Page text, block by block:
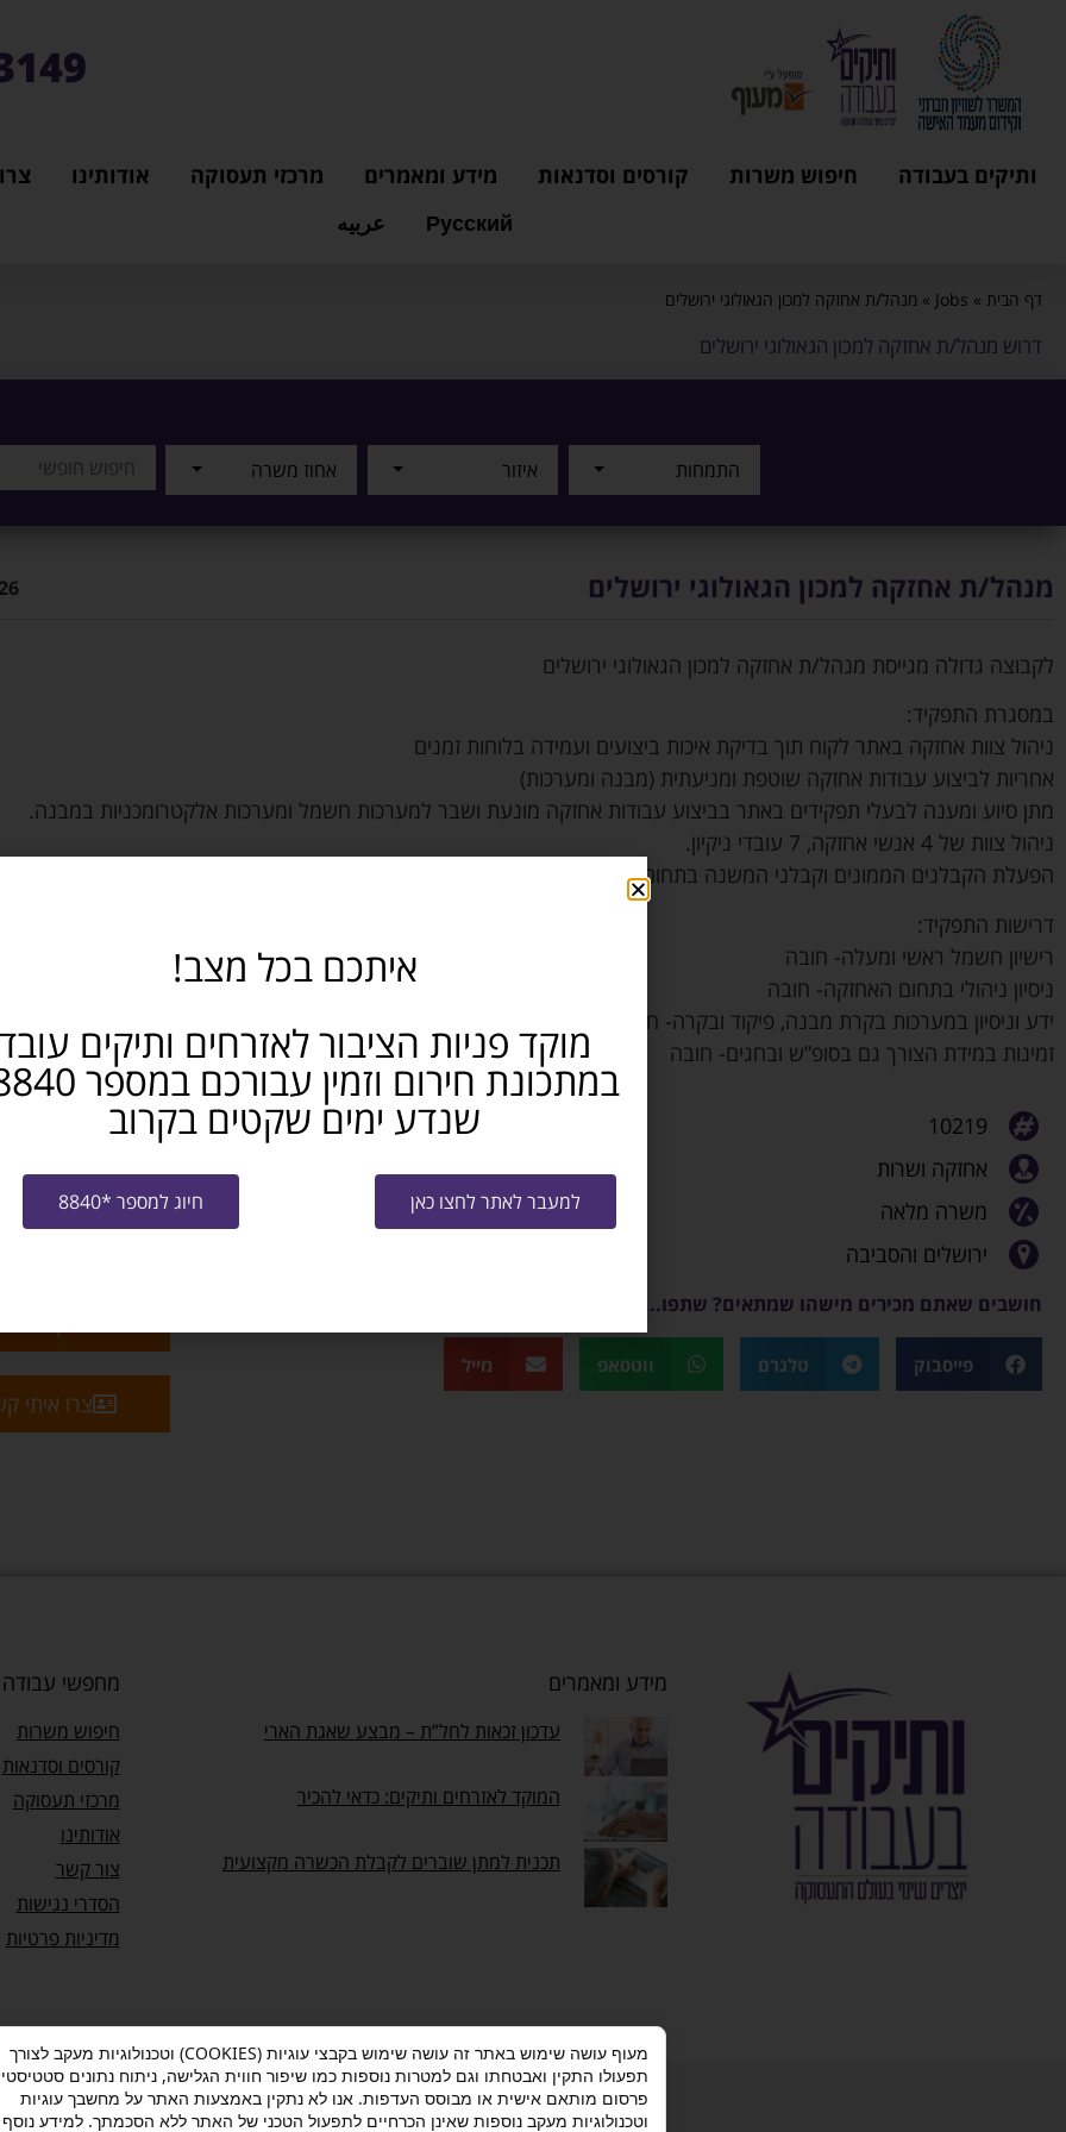
ותיקים בעבודה חיפוש משרות קורסים וסדנאות מידע ומאמרים מרכזי תעסוקה אודותינו
Русский
عربيه
דף הבית »
Jobs
» מנהל/ת אחזקה למכון הגאולוגי ירושלים
דרוש מנהל/ת אחזקה למכון הגאולוגי ירושלים
התמחות איזור אחוז משרה
מנהל/ת אחזקה למכון הגאולוגי ירושלים
לקבוצה גדולה מגייסת מנהל/ת אחזקה למכון הגאולוגי ירושלים
במסגרת התפקיד:
ניהול צוות אחזקה באתר לקוח תוך בדיקת איכות ביצועים ועמידה בלוחות זמנים
אחריות לביצוע עבודות אחזקה שוטפת ומניעתית (מבנה ומערכות)
מתן סיוע ומענה לבעלי תפקידים באתר בביצוע עבודות אחזקה מונעת ושבר למערכות חשמל ומערכות אלקטרומכניות במבנה.
ניהול צוות של 4 אנשי אחזקה, 7 עובדי ניקיון.
הפעלת הקבלנים הממונים וקבלני המשנה בתחום התחזוקה.
דרישות התפקיד:
רישיון חשמל ראשי ומעלה- חובה
ניסיון ניהולי בתחום האחזקה- חובה
ידע וניסיון במערכות בקרת מבנה, פיקוד ובקרה- חובה
זמינות במידת הצורך גם בסופ”ש ובחגים- חובה
10219
אחזקה ושרות
משרה מלאה
ירושלים והסביבה
חושבים שאתם מכירים מישהו שמתאים? שתפו...
פייסבוק טלגרם ווטסאפ מייל
צרו איתי
מידע ומאמרים
עדכון זכאות לחל”ת – מבצע שאגת הארי
המוקד לאזרחים ותיקים: כדאי להכיר
תכנית למתן שוברים לקבלת הכשרה מקצועית
מחפשי עבודה
חיפוש משרות
קורסים וסדנאות
מרכזי תעסוקה
אודותינו
צור קשר
הסדרי נגישות
מדיניות פרטיות
מדיניות פרטיות–תנאי שימוש– אישור הצטרפות לתוכנית “ותיקים בעבודה”
מעוף עושה שימוש באתר זה עושה שימוש בקבצי עוגיות (COOKIES) וטכנולוגיות מעקב לצורך
תפעולו התקין ואבטחתו וגם למטרות נוספות כמו שיפור חווית הגלישה, ניתוח נתונים
פרסום מותאם אישית או מבוסס העדפות. אנו לא נתקין באמצעות האתר על מחשבך עוגיות
וטכנולוגיות מעקב נוספות שאינן הכרחיים לתפעול הטכני של האתר ללא הסכמתך. למידע
איתכם בכל מצב!
מוקד פניות הציבור לאזרחים ותיקים
שנדע ימים שקטים בקרוב
למעבר לאתר לחצו כאן חיוג למספר *8840